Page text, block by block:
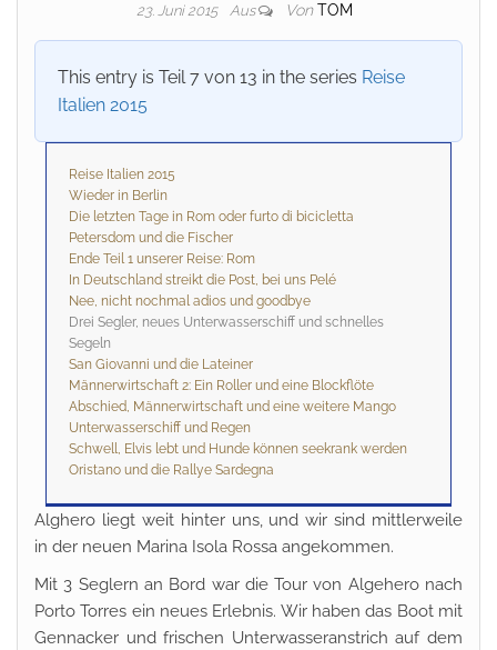
23. Juni 2015 Aus Von TOM
This entry is Teil 7 von 13 in the series Reise
Italien 2015
Reise Italien 2015
Wieder in Berlin
Die letzten Tage in Rom oder furto di bicicletta
Petersdom und die Fischer
Ende Teil 1 unserer Reise: Rom
In Deutschland streikt die Post, bei uns Pelé
Nee, nicht nochmal adios und goodbye
Drei Segler, neues Unterwasserschiff und schnelles
Segeln
San Giovanni und die Lateiner
Männerwirtschaft 2: Ein Roller und eine Blockflöte
Abschied, Männerwirtschaft und eine weitere Mango
Unterwasserschiff und Regen
Schwell, Elvis lebt und Hunde können seekrank werden
Oristano und die Rallye Sardegna
Alghero liegt weit hinter uns, und wir sind mittlerweile
in der neuen Marina Isola Rossa angekommen.
Mit 3 Seglern an Bord war die Tour von Algehero nach
Porto Torres ein neues Erlebnis. Wir haben das Boot mit
Gennacker und frischen Unterwasseranstrich auf dem